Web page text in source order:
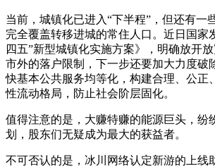
当前，城镇化已进入“下半程”，但还有一
完全覆盖转移进城的常住人口。近日国家
四五”新型城镇化实施方案》，明确放开
市外的落户限制，下一步还要加大力度破
快基本公共服务均等化，构建合理、公正
性流动格局，防止社会阶层固化。
值得注意的是，大赚特赚的能源巨头，纷
划，股东们无疑成为最大的获益者。
不可否认的是，冰川网络认定新游的上线